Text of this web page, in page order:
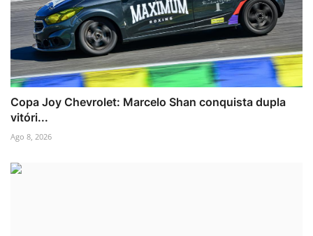
Copa Joy Chevrolet: Marcelo Shan conquista dupla
vitóri...
Ago 8, 2026